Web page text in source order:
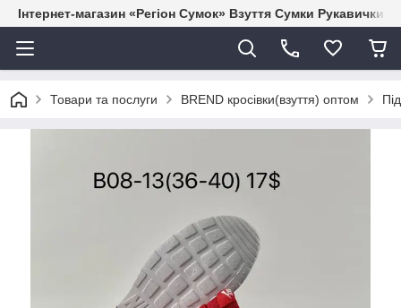
Інтернет-магазин «Регіон Сумок» Взуття Сумки Рукавички
Товари та послуги BREND кросівки(взуття) оптом